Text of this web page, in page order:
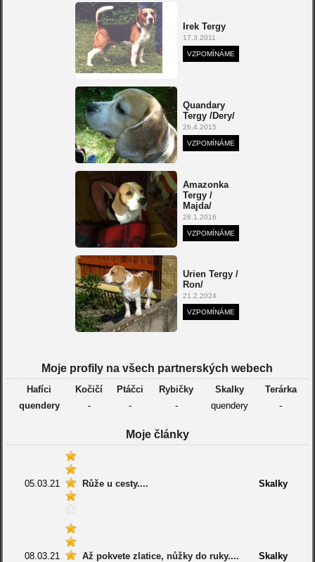
Irek Tergy
17.3.2011
VZPOMÍNÁME
Quandary
Tergy /Dery/
26.4.2015
VZPOMÍNÁME
Amazonka
Tergy /
Majda/
28.1.2016
VZPOMÍNÁME
Urien Tergy /
Ron/
21.2.2024
VZPOMÍNÁME
Moje profily na všech partnerských webech
Hafíci Kočičí Ptáčci Rybičky Skalky
Terárka
quendery
- - - quendery -
Moje články
05.03.21 Růže u cesty.... Skalky
08.03.21 Až pokvete zlatice, nůžky do ruky.... Skalky